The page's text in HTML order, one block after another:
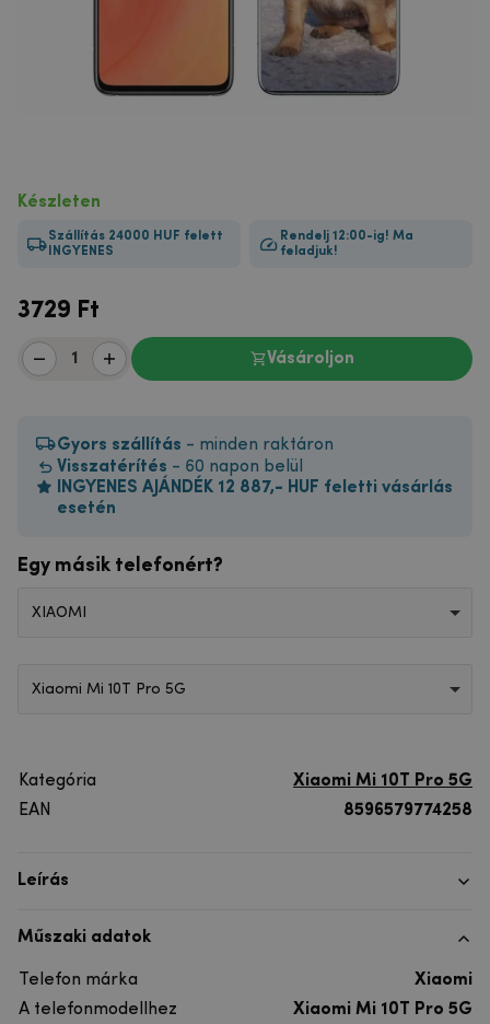
Készleten
Szállítás 24000 HUF felett
INGYENES
Rendelj 12:00-ig! Ma
feladjuk!
3729 Ft
Vásároljon
Gyors szállítás - minden raktáron
Visszatérítés - 60 napon belül
INGYENES AJÁNDÉK 12 887,- HUF feletti vásárlás
esetén
Egy másik telefonért?
XIAOMI
Xiaomi Mi 10T Pro 5G
Kategória
Xiaomi Mi 10T Pro 5G
EAN
8596579774258
Leírás
Műszaki adatok
Telefon márka
Xiaomi
A telefonmodellhez
Xiaomi Mi 10T Pro 5G